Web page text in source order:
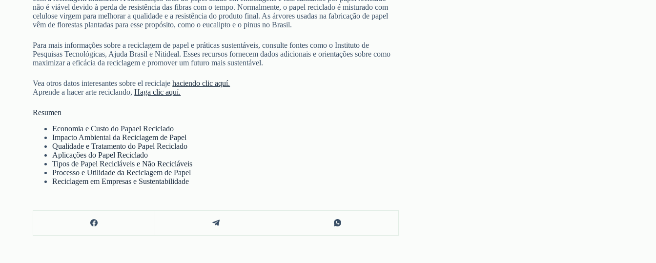
não é viável devido à perda de resistência das fibras com o tempo. Normalmente, o papel reciclado é misturado com
celulose virgem para melhorar a qualidade e a resistência do produto final. As árvores usadas na fabricação de papel
vêm de florestas plantadas para esse propósito, como o eucalipto e o pinus no Brasil.
Para mais informações sobre a reciclagem de papel e práticas sustentáveis, consulte fontes como o Instituto de
Pesquisas Tecnológicas, Ajuda Brasil e Nitideal. Esses recursos fornecem dados adicionais e orientações sobre como
maximizar a eficácia da reciclagem e promover um futuro mais sustentável.
Vea otros datos interesantes sobre el reciclajehaciendo clic aquí.
Aprende a hacer arte reciclando,Haga clic aquí.
Resumen
Economia e Custo do Papael Reciclado
Impacto Ambiental da Reciclagem de Papel
Qualidade e Tratamento do Papel Reciclado
Aplicações do Papel Reciclado
Tipos de Papel Recicláveis e Não Recicláveis
Processo e Utilidade da Reciclagem de Papel
Reciclagem em Empresas e Sustentabilidade